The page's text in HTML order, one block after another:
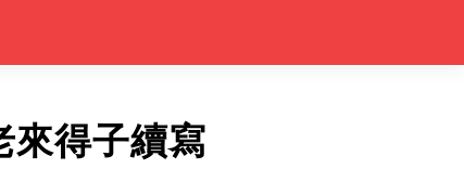
來得子續寫